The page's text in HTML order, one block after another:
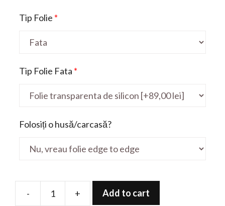
Tip Folie *
Tip Folie Fata *
Folosiți o husă/carcasă?
-
Folie
+ Add to cart